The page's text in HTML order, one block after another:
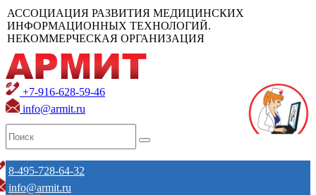
АССОЦИАЦИЯ РАЗВИТИЯ МЕДИЦИНСКИХ
ИНФОРМАЦИОННЫХ ТЕХНОЛОГИЙ.
НЕКОММЕРЧЕСКАЯ ОРГАНИЗАЦИЯ
+7-916-628-59-46
info@armit.ru
8-495-728-64-32
info@armit.ru